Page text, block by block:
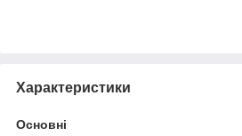
Характеристики
Основні